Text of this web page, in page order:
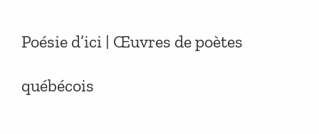
Poésie d’ici | Œuvres de poètes
québécois